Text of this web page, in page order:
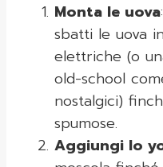
Monta le uova
sbatti le uova
elettriche (o
old-school
nostalgici)
spumose.
Aggiungi lo